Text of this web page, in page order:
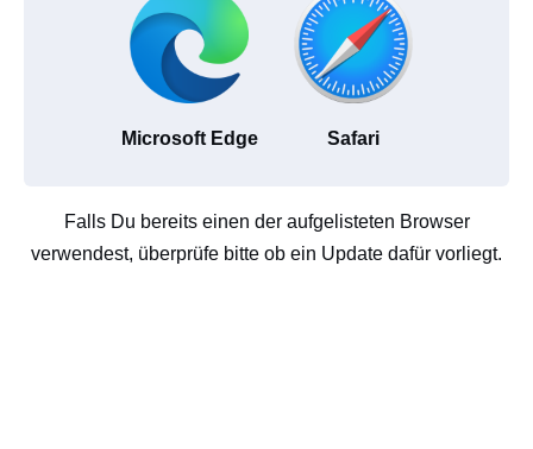
Microsoft Edge Safari
Falls Du bereits einen der aufgelisteten Browser
verwendest, überprüfe bitte ob ein Update dafür vorliegt.